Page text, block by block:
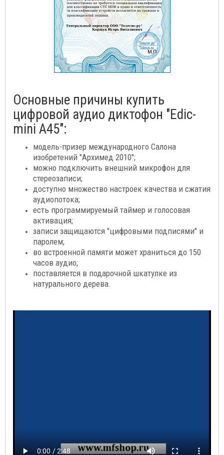
Основные причины купить
цифровой аудио диктофон "Edic-
mini A45":
модель-призер международного Салона
изобретений "Архимед 2010";
можно подключить внешний микрофон для
стереозаписи;
доступно множество настроек качества и сжатия
аудиопотока;
есть программируемый таймер и голосовая
активация;
записи защищаются "цифровыми подписями" и
паролем;
во встроенной памяти может храниться до 150
часов аудио;
поставляется в подарочной шкатулке из
натурального дерева.